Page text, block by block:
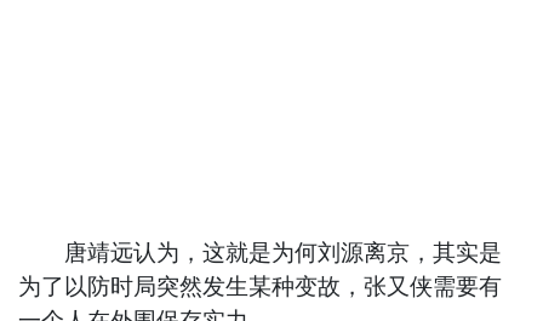
唐靖远认为，这就是为何刘源离京，其实是
为了以防时局突然发生某种变故，张又侠需要有